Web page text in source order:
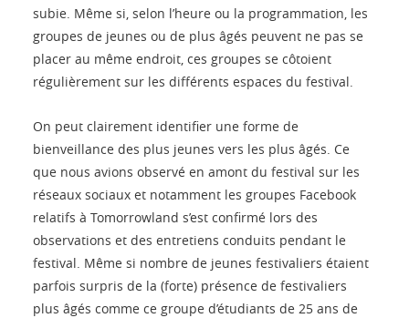
subie. Même si, selon l’heure ou la programmation, les
groupes de jeunes ou de plus âgés peuvent ne pas se
placer au même endroit, ces groupes se côtoient
régulièrement sur les différents espaces du festival.
On peut clairement identifier une forme de
bienveillance des plus jeunes vers les plus âgés. Ce
que nous avions observé en amont du festival sur les
réseaux sociaux et notamment les groupes Facebook
relatifs à Tomorrowland s’est confirmé lors des
observations et des entretiens conduits pendant le
festival. Même si nombre de jeunes festivaliers étaient
parfois surpris de la (forte) présence de festivaliers
plus âgés comme ce groupe d’étudiants de 25 ans de